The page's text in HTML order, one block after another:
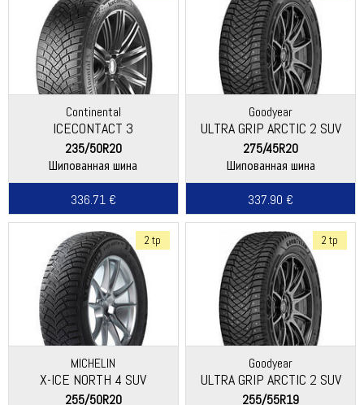
Continental
ICECONTACT 3
235/50R20
Шипованная шина
336.71 €
Goodyear
ULTRA GRIP ARCTIC 2 SUV
275/45R20
Шипованная шина
337.90 €
2 tp
MICHELIN
X-ICE NORTH 4 SUV
255/50R20
2 tp
Goodyear
ULTRA GRIP ARCTIC 2 SUV
255/55R19